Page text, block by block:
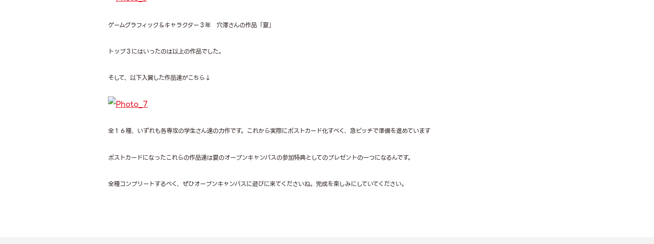
ゲームグラフィック＆キャラクター３年 穴澤さんの作品「夏」
トップ３にはいったのは以上の作品でした。
そして、以下入賞した作品達がこちら↓
全１６種、いずれも各専攻の学生さん達の力作です。これから実際にポストカード化すべく、急ピッチで準備を進めています
ポストカードになったこれらの作品達は夏のオープンキャンパスの参加特典としてのプレゼントの一つになるんです。
全種コンプリートするべく、ぜひオープンキャンパスに遊びに来てくださいね。完成を楽しみにしていてください。